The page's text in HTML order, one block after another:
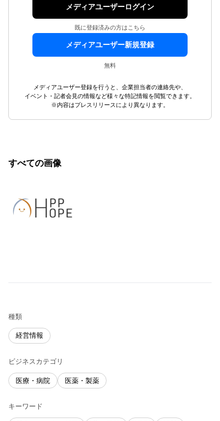
メディアユーザーログイン
既に登録済みの方はこちら
メディアユーザー新規登録
無料
メディアユーザー登録を行うと、企業担当者の連絡先や、
イベント・記者会見の情報など様々な特記情報を閲覧できます。
※内容はプレスリリースにより異なります。
すべての画像
種類
経営情報
ビジネスカテゴリ
医療・病院 医薬・製薬
キーワード